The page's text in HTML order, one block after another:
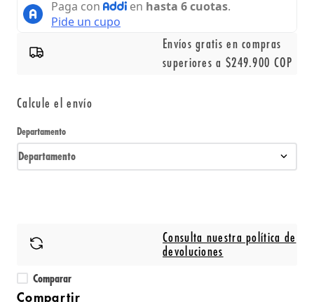
Envíos gratis en compras
superiores a $249.900 COP
Calcule el envío
Departamento
Departamento
Consulta nuestra política de
devoluciones
Comparar